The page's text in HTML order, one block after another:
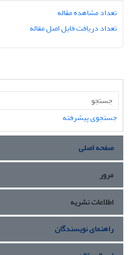
تعداد مشاهده مقاله
تعداد دریافت فایل اصل مقاله
جستجوی پیشرفته
صفحه اصلی
مرور
اطلاعات نشریه
راهنمای نویسندگان